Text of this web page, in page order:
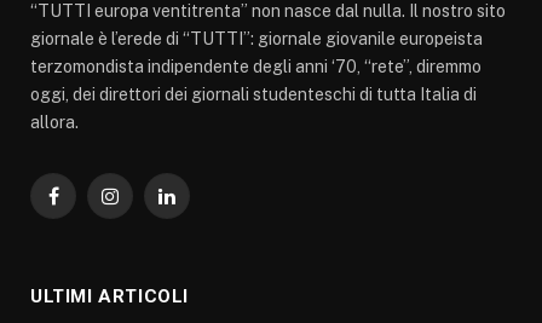
“TUTTI europa ventitrenta” non nasce dal nulla. Il nostro sito
giornale è l’erede di “TUTTI”: giornale giovanile europeista
terzomondista indipendente degli anni ‘70, “rete”, diremmo
oggi, dei direttori dei giornali studenteschi di tutta Italia di
allora.
FacebookInstagramLinkedIn
ULTIMI ARTICOLI